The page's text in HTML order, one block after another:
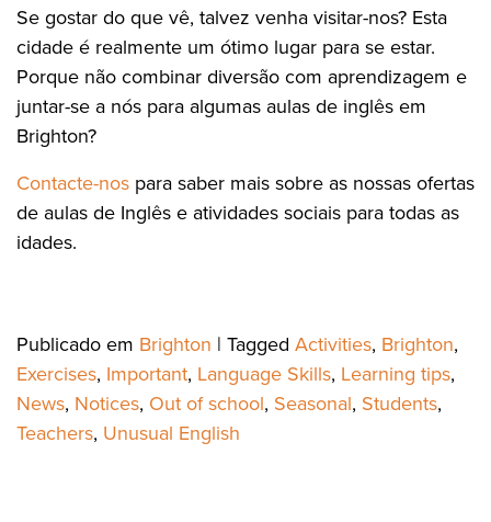
Se gostar do que vê, talvez venha visitar-nos? Esta
cidade é realmente um ótimo lugar para se estar.
Porque não combinar diversão com aprendizagem e
juntar-se a nós para algumas aulas de inglês em
Brighton?
Contacte-nos para saber mais sobre as nossas ofertas
de aulas de Inglês e atividades sociais para todas as
idades.
Publicado em Brighton | Tagged Activities, Brighton,
Exercises, Important, Language Skills, Learning tips,
News, Notices, Out of school, Seasonal, Students,
Teachers, Unusual English